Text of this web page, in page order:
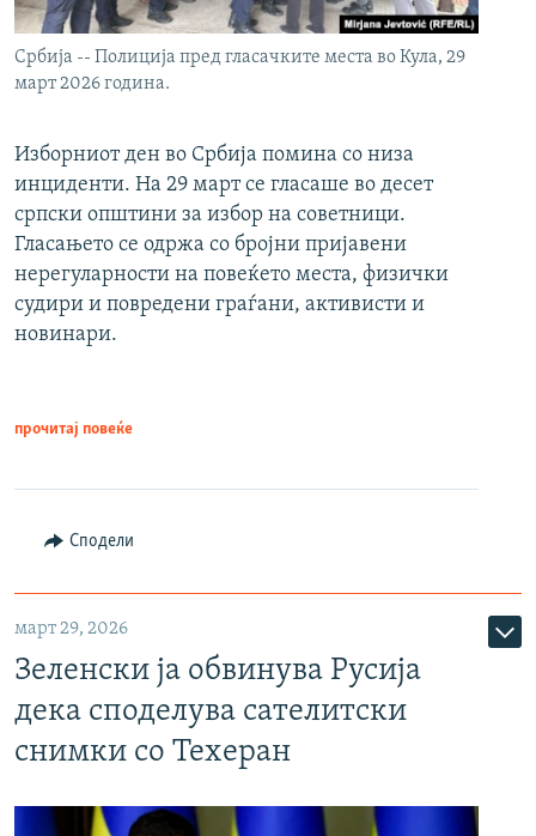
Србија -- Полиција пред гласачките места во Кула, 29
март 2026 година.
Изборниот ден во Србија помина со низа
инциденти. На 29 март се гласаше во десет
српски општини за избор на советници.
Гласањето се одржа со бројни пријавени
нерегуларности на повеќето места, физички
судири и повредени граѓани, активисти и
новинари.
прочитај повеќе
Сподели
март 29, 2026
Зеленски ја обвинува Русија
дека споделува сателитски
снимки со Техеран